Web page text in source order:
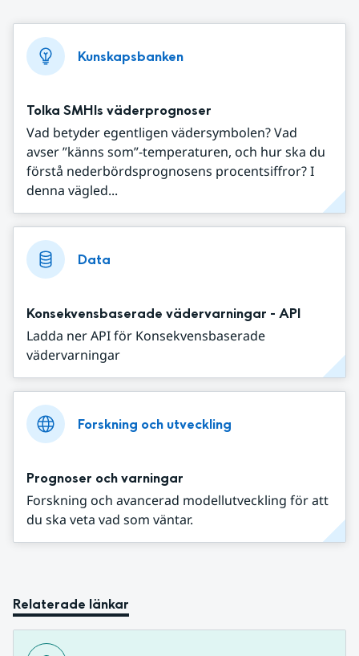
Kunskapsbanken
Tolka SMHIs väderprognoser
Vad betyder egentligen vädersymbolen? Vad
avser ”känns som”-temperaturen, och hur ska du
förstå nederbördsprognosens procentsiffror? I
denna vägled...
Data
Konsekvensbaserade vädervarningar - API
Ladda ner API för Konsekvensbaserade
vädervarningar
Forskning och utveckling
Prognoser och varningar
Forskning och avancerad modellutveckling för att
du ska veta vad som väntar.
Relaterade länkar